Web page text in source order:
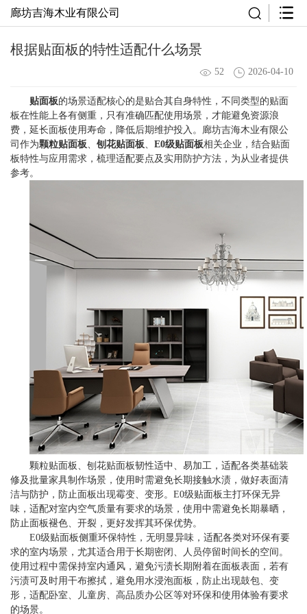
廊坊吉海木业有限公司
根据贴面板的特性适配什么场景
52 2026-04-10
贴面板的场景适配核心的是贴合其自身特性，不同类型的贴面
板在性能上各有侧重，只有准确匹配使用场景，才能避免资源浪
费，延长面板使用寿命，降低后期维护投入。廊坊吉海木业有限公
司作为颗粒贴面板 刨花贴面板 E0级贴面板相关企业，结合贴面
板特性与应用需求，梳理适配要点及实用防护方法，为从业者提供
参考。
颗粒贴面板、刨花贴面板韧性适中、易加工，适配各类基础装
修及批量家具制作场景，使用时需避免长期接触水渍，做好表面清
洁与防护，防止面板出现霉变、变形。E0级贴面板主打环保无异
味，适配对室内空气质量有要求的场景，使用中需避免长期暴晒，
防止面板褪色、开裂，更好发挥其环保优势。
E0级贴面板侧重环保特性，无明显异味，适配各类对环保有要
求的室内场景，尤其适合用于长期密闭、人员停留时间长的空间。
使用过程中需保持室内通风，避免污渍长期附着在面板表面，若有
污渍可及时用干布擦拭，避免用水浸泡面板，防止出现鼓包、变
形，适配卧室、儿童房、高品质办公区等对环保和使用体验有要求
的场景。